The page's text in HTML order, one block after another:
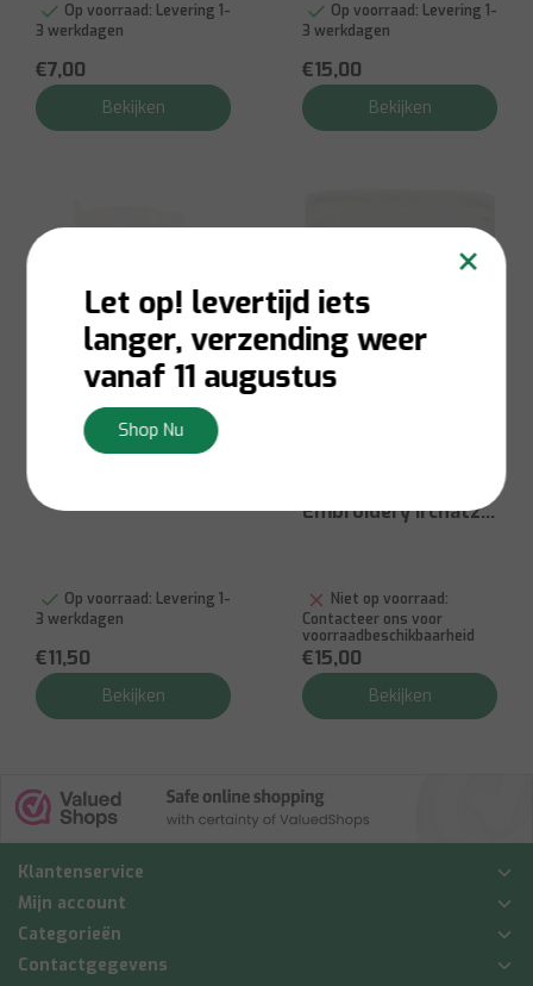
Op voorraad: Levering 1-
3 werkdagen
€7,00
Bekijken
Op voorraad: Levering 1-
3 werkdagen
€15,00
Bekijken
Op voorraad: Levering 1-
3 werkdagen
€11,50
Bekijken
Embroidery Irchatz
Niet op voorraad:
Contacteer ons voor
voorraadbeschikbaarheid
€15,00
Bekijken
Klantenservice
Mijn account
Categorieën
Contactgegevens
×
Let op! levertijd iets
langer, verzending weer
vanaf 11 augustus
Shop Nu